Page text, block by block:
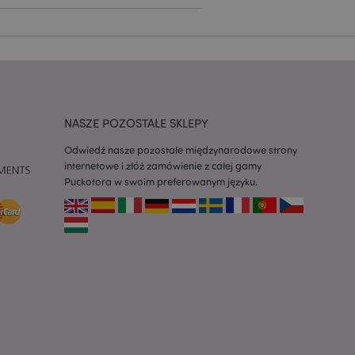
NASZE POZOSTAŁE SKLEPY
Odwiedź nasze pozostałe międzynarodowe strony
internetowe i złóż zamówienie z całej gamy
Puckotora w swoim preferowanym języku.
użytkownika
działał
w celu
aplikacje oparte
do
losowo,
specyficzny dla